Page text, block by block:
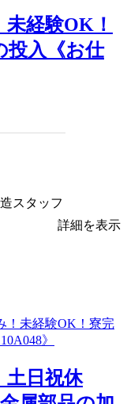
未経験OK！
投入《お仕
スタッフ
詳細を表示
土日祝休